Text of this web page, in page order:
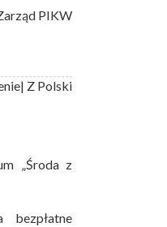
PIKW
| Z Polski
„Środa z
bezpłatne